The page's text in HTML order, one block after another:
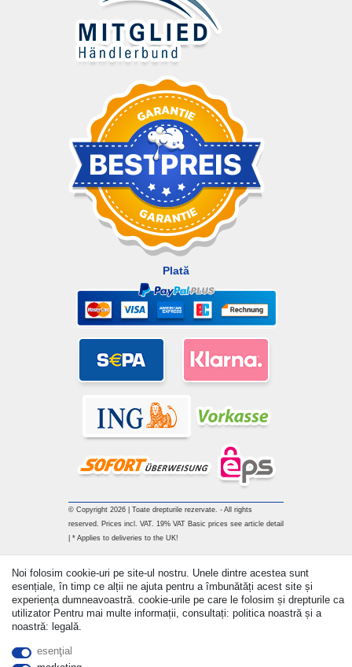
Plată
© Copyright 2026 | Toate drepturile rezervate. - All rights
reserved. Prices incl. VAT. 19% VAT Basic prices see article detail
| * Applies to deliveries to the UK!
Noi folosim cookie-uri pe site-ul nostru. Unele dintre acestea sunt
esențiale, în timp ce alții ne ajuta pentru a îmbunătăți acest site și
experiența dumneavoastră. cookie-urile pe care le folosim și drepturile ca
utilizator Pentru mai multe informații, consultați: politica noastră și a
noastră: legală.
esenţial
Withdraw from contract here
a lua legatura